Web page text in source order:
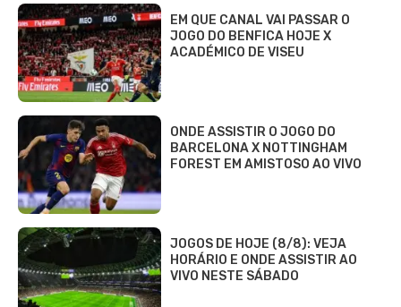
EM QUE CANAL VAI PASSAR O
JOGO DO BENFICA HOJE X
ACADÉMICO DE VISEU
ONDE ASSISTIR O JOGO DO
BARCELONA X NOTTINGHAM
FOREST EM AMISTOSO AO VIVO
JOGOS DE HOJE (8/8): VEJA
HORÁRIO E ONDE ASSISTIR AO
VIVO NESTE SÁBADO